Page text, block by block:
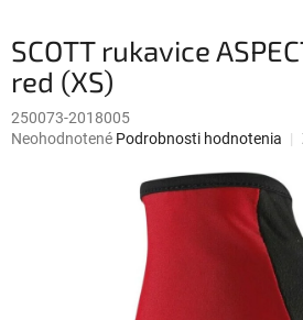
SCOTT rukavice
red (XS)
250073-2018005
Priemerné
Neohodnotené Podrobnosti hodnotenia